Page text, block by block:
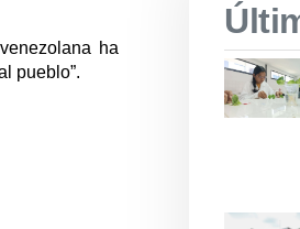
ha
pueblo”.